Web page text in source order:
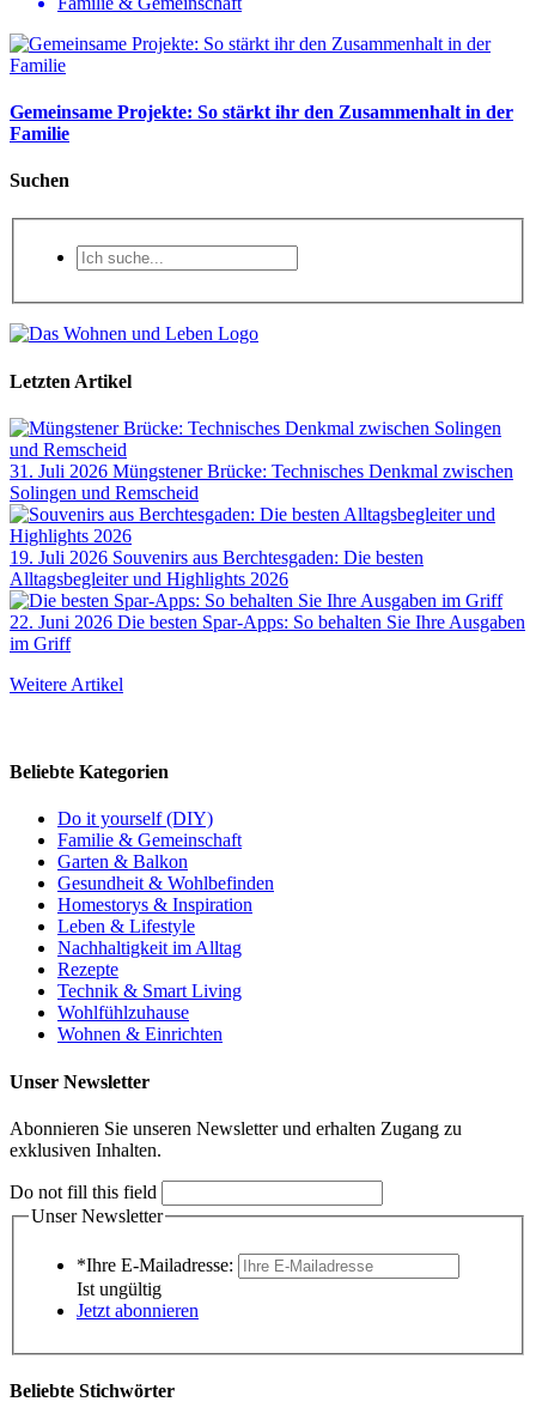
Gemeinsame Projekte: So stärkt ihr den Zusammenhalt in der
Familie
Suchen
Letzten Artikel
31. Juli 2026 Müngstener Brücke: Technisches Denkmal zwischen
Solingen und Remscheid
19. Juli 2026 Souvenirs aus Berchtesgaden: Die besten
Alltagsbegleiter und Highlights 2026
22. Juni 2026 Die besten Spar-Apps: So behalten Sie Ihre Ausgaben
im Griff
Weitere Artikel
Beliebte Kategorien
Do it yourself (DIY)
Familie & Gemeinschaft
Garten & Balkon
Gesundheit & Wohlbefinden
Homestorys & Inspiration
Leben & Lifestyle
Nachhaltigkeit im Alltag
Rezepte
Technik & Smart Living
Wohlfühlzuhause
Wohnen & Einrichten
Unser Newsletter
Abonnieren Sie unseren Newsletter und erhalten Zugang zu
exklusiven Inhalten.
Do not fill this field
Unser Newsletter
*Ihre E-Mailadresse:
Ist ungültig
Jetzt abonnieren
Beliebte Stichwörter